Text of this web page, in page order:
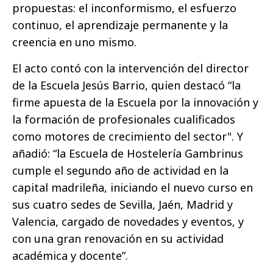
propuestas: el inconformismo, el esfuerzo
continuo, el aprendizaje permanente y la
creencia en uno mismo.
El acto contó con la intervención del director
de la Escuela Jesús Barrio, quien destacó “la
firme apuesta de la Escuela por la innovación y
la formación de profesionales cualificados
como motores de crecimiento del sector". Y
añadió: “la Escuela de Hostelería Gambrinus
cumple el segundo año de actividad en la
capital madrileña, iniciando el nuevo curso en
sus cuatro sedes de Sevilla, Jaén, Madrid y
Valencia, cargado de novedades y eventos, y
con una gran renovación en su actividad
académica y docente”.